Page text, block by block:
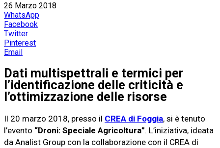
26 Marzo 2018
WhatsApp
Facebook
Twitter
Pinterest
Email
Dati multispettrali e termici per
l’identificazione delle criticità e
l’ottimizzazione delle risorse
Il 20 marzo 2018, presso il CREA di Foggia, si è tenuto
l’evento “Droni: Speciale Agricoltura”. L’iniziativa, ideata
da Analist Group con la collaborazione con il CREA di